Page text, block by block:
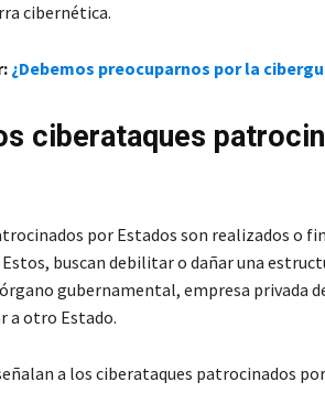
cibernética.
¿Debemos preocuparnos por la
ciberataques
por Estados son realizados o
Estos, buscan debilitar o dañar una
gubernamental, empresa privada
a otro Estado.
a los ciberataques patrocinados